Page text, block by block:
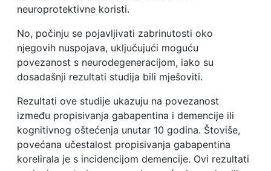
neuroprotektivne koristi.
No, počinju se pojavljivati zabrinutosti oko
njegovih nuspojava, uključujući moguću
povezanost s neurodegeneracijom, iako su
dosadašnji rezultati studija bili mješoviti.
Rezultati ove studije ukazuju na povezanost
između propisivanja gabapentina i demencije ili
kognitivnog oštećenja unutar 10 godina. Štoviše,
povećana učestalost propisivanja gabapentina
korelirala je s incidencijom demencije. Ovi rezultati